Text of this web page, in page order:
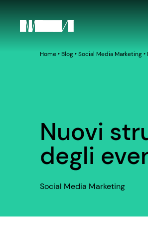
Home‣ Blog‣Social Media Marketing‣
Nuovi
degli
Social Media Marketing